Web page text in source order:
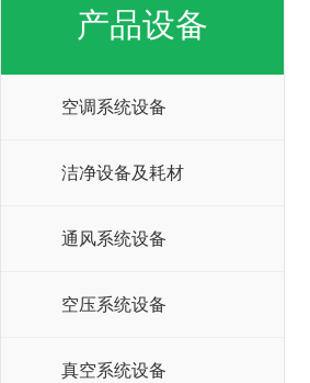
产品设备
空调系统设备
洁净设备及耗材
通风系统设备
空压系统设备
真空系统设备